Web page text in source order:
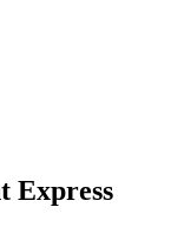
Express